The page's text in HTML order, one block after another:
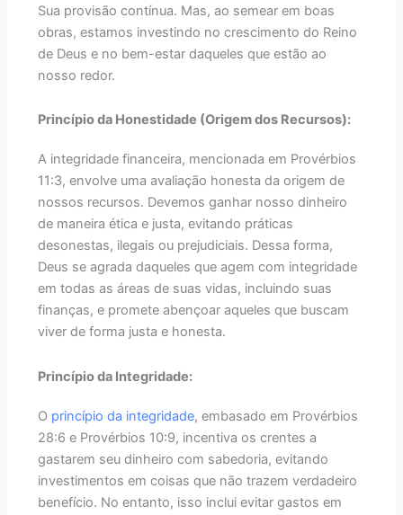
Sua provisão contínua. Mas, ao semear em boas
obras, estamos investindo no crescimento do Reino
de Deus e no bem-estar daqueles que estão ao
nosso redor.
Princípio da Honestidade (Origem dos Recursos):
A integridade financeira, mencionada em Provérbios
11:3, envolve uma avaliação honesta da origem de
nossos recursos. Devemos ganhar nosso dinheiro
de maneira ética e justa, evitando práticas
desonestas, ilegais ou prejudiciais. Dessa forma,
Deus se agrada daqueles que agem com integridade
em todas as áreas de suas vidas, incluindo suas
finanças, e promete abençoar aqueles que buscam
viver de forma justa e honesta.
Princípio da Integridade:
O princípio da integridade, embasado em Provérbios
28:6 e Provérbios 10:9, incentiva os crentes a
gastarem seu dinheiro com sabedoria, evitando
investimentos em coisas que não trazem verdadeiro
benefício. No entanto, isso inclui evitar gastos em